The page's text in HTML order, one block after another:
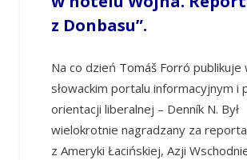
z Donbasu”.
Na co dzień Tomáš Forró publikuje
słowackim portalu informacyjnym i
orientacji liberalnej – Denník N. Był
wielokrotnie nagradzany za
z Ameryki Łacińskiej, Azji